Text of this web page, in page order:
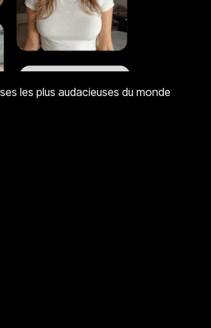
les plus audacieuses du monde